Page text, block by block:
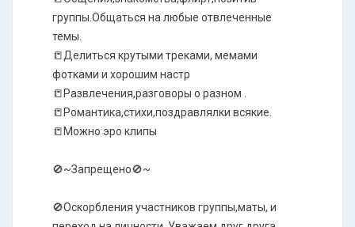
группы.Общаться на любые отвлеченные
темы.
​📒Делиться крутыми треками, мемами
фотками и хорошим настр
📒Развлечения,разговоры о разном .
📒Романтика,стихи,поздравлялки всякие.
📒Можно эро клипы
🚫~Запрещено🚫~
🚫Оскорбления участников группы,маты, и